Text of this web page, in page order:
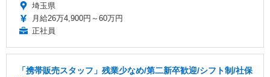
埼玉県
月給26万4,900円～60万円
正社員
「携帯販売スタッフ」残業少なめ/第二新卒歓迎/シフト制/社保